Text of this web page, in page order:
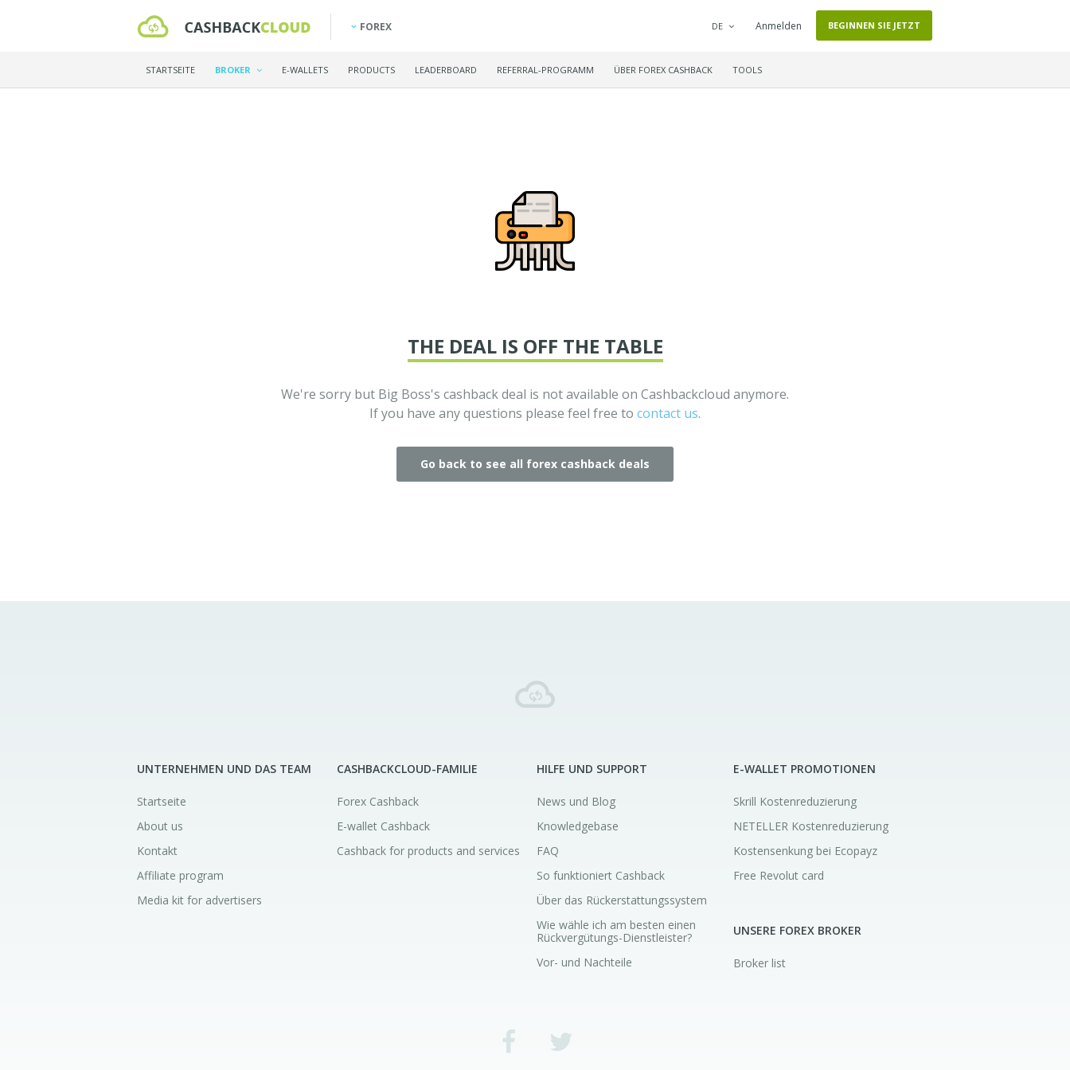
FOREX DE Anmelden BEGINNEN SIE JETZT
STARTSEITE BROKER E-WALLETS PRODUCTS LEADERBOARD REFERRAL-PROGRAMM ÜBER FOREX CASHBACK TOOLS
THE DEAL IS OFF THE TABLE
We're sorry but Big Boss's cashback deal is not available on Cashbackcloud anymore.
If you have any questions please feel free to contact us.
Go back to see all forex cashback deals
UNTERNEHMEN UND DAS TEAM
Startseite
About us
Kontakt
Affiliate program
Media kit for advertisers
CASHBACKCLOUD-FAMILIE
Forex Cashback
E-wallet Cashback
Cashback for products and services
HILFE UND SUPPORT
News und Blog
Knowledgebase
FAQ
So funktioniert Cashback
Über das Rückerstattungssystem
Wie wähle ich am besten einen
Rückvergütungs-Dienstleister?
Vor- und Nachteile
E-WALLET PROMOTIONEN
Skrill Kostenreduzierung
NETELLER Kostenreduzierung
Kostensenkung bei Ecopayz
Free Revolut card
UNSERE FOREX BROKER
Broker list